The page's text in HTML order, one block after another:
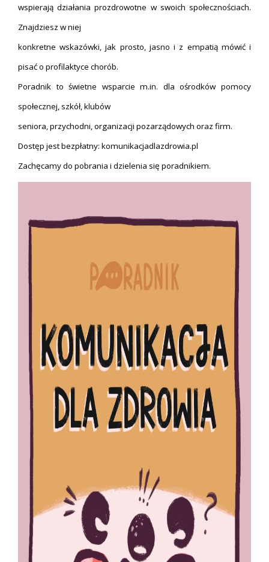
wspierają działania prozdrowotne w swoich społecznościach.
Znajdziesz w niej
konkretne wskazówki, jak prosto, jasno i z empatią mówić i
pisać o profilaktyce chorób.
Poradnik to świetne wsparcie m.in. dla ośrodków pomocy
społecznej, szkół, klubów
seniora, przychodni, organizacji pozarządowych oraz firm.
Dostęp jest bezpłatny: komunikacjadlazdrowia.pl
Zachęcamy do pobrania i dzielenia się poradnikiem.